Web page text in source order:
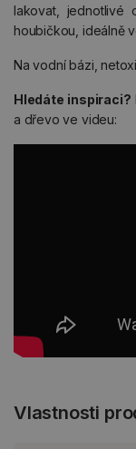
lakovat, jednotlivé
houbičkou, ideálně
Na vodní bázi,
Hledáte inspiraci?
a dřevo ve videu:
Vlastnosti